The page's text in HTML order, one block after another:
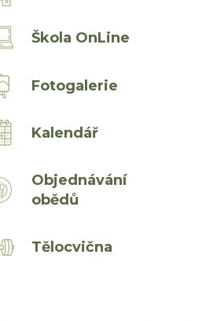
Škola OnLine
Fotogalerie
Kalendář
Objednávání
obědů
Tělocvična